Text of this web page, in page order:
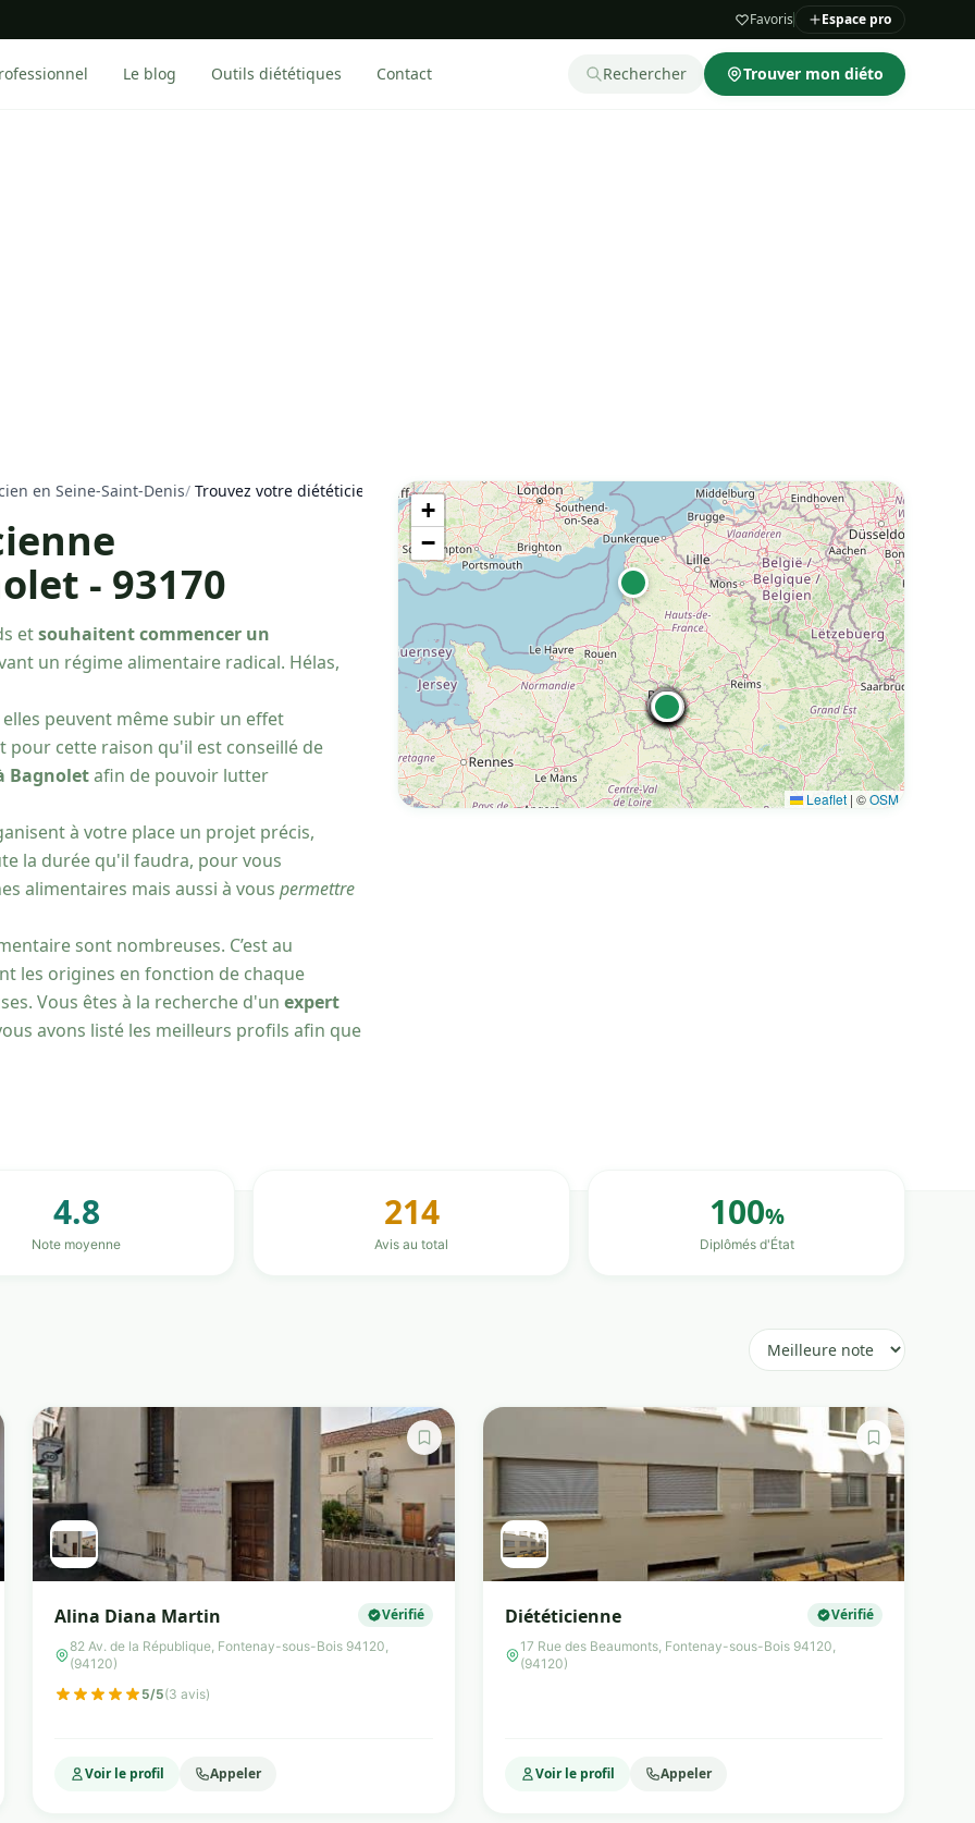
Favoris Espace pro
Le blog Outils diététiques Contact Rechercher Trouver mon diéto
en Seine-Saint-Denis/ Trouvez votre diététicienne nutritionniste à Bagnolet - 93170
- 93170
etsouhaitent commencer un
un régime alimentaire radical. Hélas,
peuvent même subir un effet
pour cette raison qu'il est conseillé de
Bagnoletafin de pouvoir lutter
à votre place un projet précis,
la durée qu'il faudra, pour vous
alimentaires mais aussi à vous permettre
sont nombreuses. C’est au
les origines en fonction de chaque
Vous êtes à la recherche d'un expert
avons listé les meilleurs profils afin que
+
−
Leaflet | ©OSM
4.8
Note moyenne
214
Avis au total
100%
Diplômés d'État
Alina Diana Martin Vérifié
82 Av. de la République, Fontenay-sous-Bois 94120,
(94120)
5/5(3 avis)
Voir le profil Appeler
Diététicienne Vérifié
17 Rue des Beaumonts, Fontenay-sous-Bois 94120,
(94120)
Voir le profil Appeler